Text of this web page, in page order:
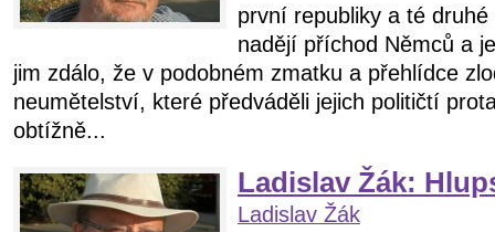
první republiky a té
nadějí příchod Němců a
jim zdálo, že v podobném zmatku a přehlídce
neumětelství, které předváděli jejich političtí
obtížně...
Ladislav Žák:
Ladislav Žák